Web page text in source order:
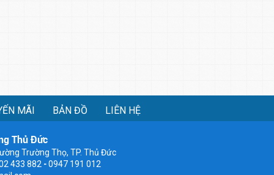
MÃI BẢN ĐỒ LIÊN HỆ
Thủ Đức
Trường Thọ, TP. Thủ Đức
433 882 -0947 191 012